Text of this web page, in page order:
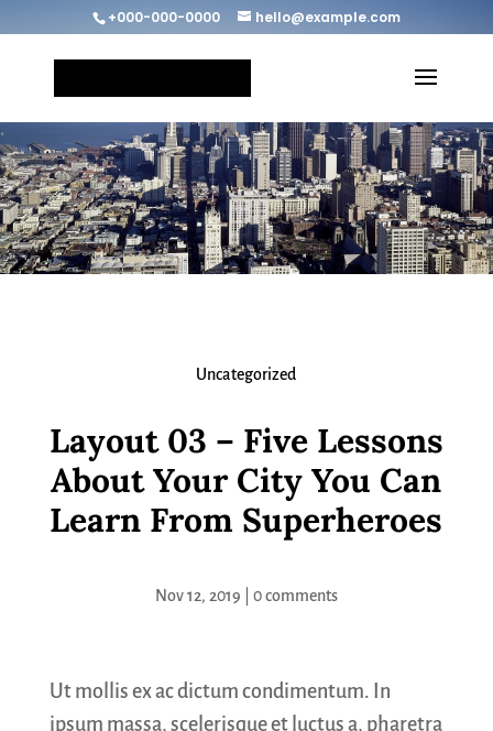
+000-000-0000 hello@example.com
Uncategorized
Layout 03 – Five Lessons
About Your City You Can
Learn From Superheroes
Nov 12, 2019 0 comments
Ut mollis ex ac dictum condimentum. In
ipsum massa, scelerisque et luctus a, pharetra